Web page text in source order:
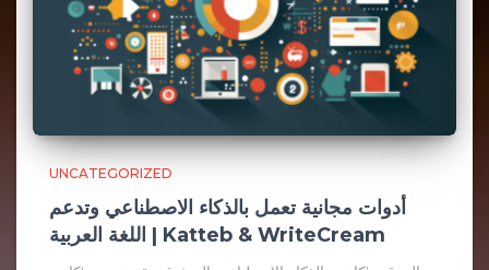
UNCATEGORIZED
أدوات مجانية تعمل بالذكاء الاصطناعي وتدعم
اللغة العربية | Katteb & WriteCream